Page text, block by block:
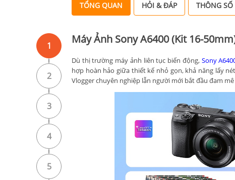
1
2
3
4
5
TỔNG QUAN HỎI & ĐÁP THÔNG SỐ
Máy Ảnh Sony A6400 (Kit 16-
Dù thị trường máy ảnh liên tục biến động, Sony
hợp hoàn hảo giữa thiết kế nhỏ gọn, khả năng lấy
Vlogger chuyên nghiệp lẫn người mới bắt đầu đam